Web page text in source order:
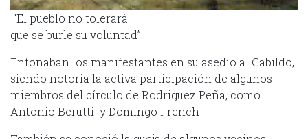
“El pueblo no tolerará
que se burle su voluntad”.
Entonaban los manifestantes en su asedio al Cabildo,
siendo notoria la activa participación de algunos
miembros del círculo de Rodriguez Peña, como
Antonio Berutti y Domingo French .